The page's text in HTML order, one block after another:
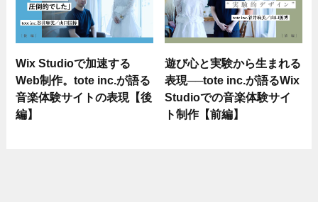
Wix Studioで加速する
Web制作。tote inc.が語る
音楽体験サイトの表現【後
編】
遊び心と実験から生まれる
表現──tote inc.が語るWix
Studioでの音楽体験サイ
ト制作【前編】